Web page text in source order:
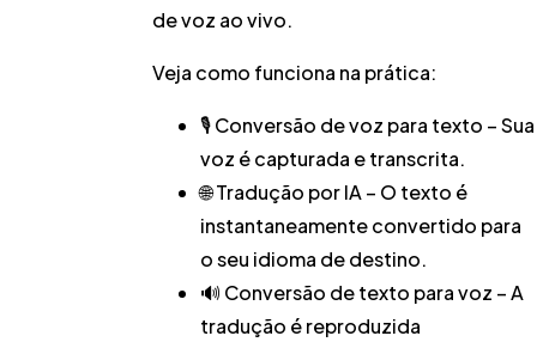
de voz ao vivo.
Veja como funciona na prática:
🎙️Conversão de voz para texto – Sua
voz é capturada e transcrita.
🌐Tradução por IA – O texto é
instantaneamente convertido para
o seu idioma de destino.
🔊 Conversão de texto para voz – A
tradução é reproduzida